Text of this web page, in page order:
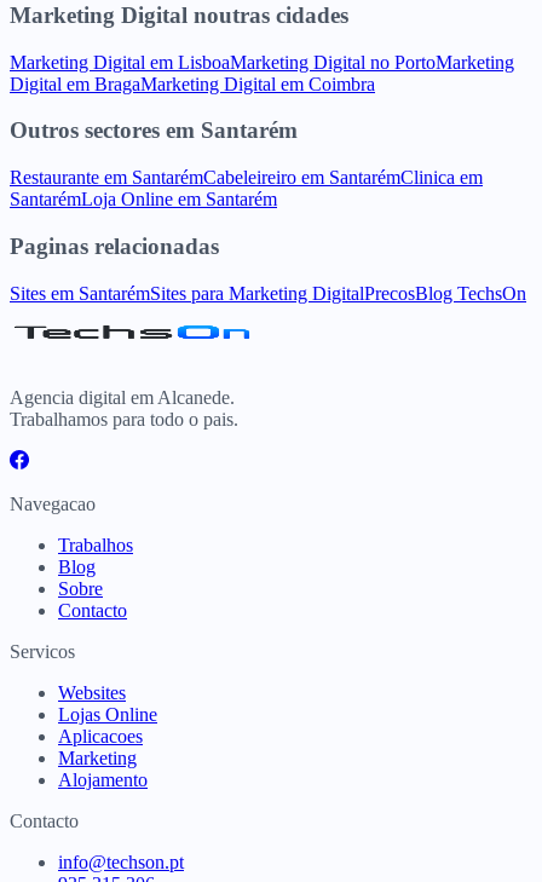
Marketing Digital noutras cidades
Marketing Digital em LisboaMarketing Digital no PortoMarketing
Digital em BragaMarketing Digital em Coimbra
Outros sectores em Santarém
Restaurante em SantarémCabeleireiro em SantarémClinica em
SantarémLoja Online em Santarém
Paginas relacionadas
Sites em SantarémSites para Marketing DigitalPrecosBlog TechsOn
Agencia digital em Alcanede.
Trabalhamos para todo o pais.
Navegacao
Trabalhos
Blog
Sobre
Contacto
Servicos
Websites
Lojas Online
Aplicacoes
Marketing
Alojamento
Contacto
info@techson.pt